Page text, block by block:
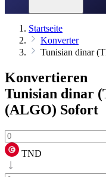
Startseite
Konverter
Tunisian dinar
Konvertieren
Tunisian dinar
(ALGO) Sofort
TND